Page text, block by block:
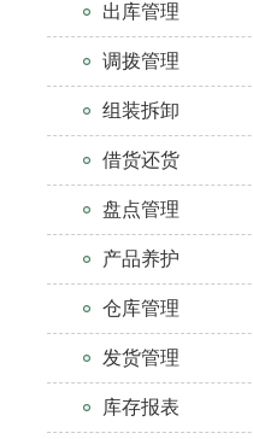
出库管理
调拨管理
组装拆卸
借货还货
盘点管理
产品养护
仓库管理
发货管理
库存报表